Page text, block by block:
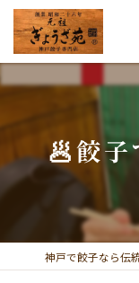
🥟餃子